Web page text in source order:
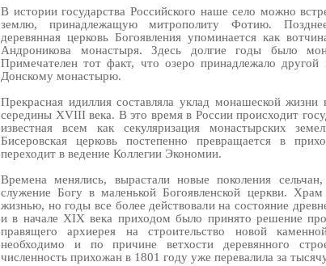
В истории государства Российского наше село можно
землю, принадлежащую митрополиту Фотию.
деревянная церковь Богоявления упоминается как
Андроникова монастыря. Здесь долгие годы было
Примечателен тот факт, что озеро принадлежало другой
Донскому монастырю.
Прекрасная идиллия составляла уклад монашеской
середины XVIII века. В это время в России происходит
известная всем как секуляризация монастырских
Бисеровская церковь постепенно превращается в
переходит в ведение Коллегии Экономии.
Времена менялись, вырастали новые поколения
служение Богу в маленькой Богоявленской церкви.
жизнью, но годы все более действовали на состояние
и в начале XIX века приходом было принято решение
правящего архиерея на строительство новой
необходимо и по причине ветхости деревянного
численность прихожан в 1801 году уже перевалила за